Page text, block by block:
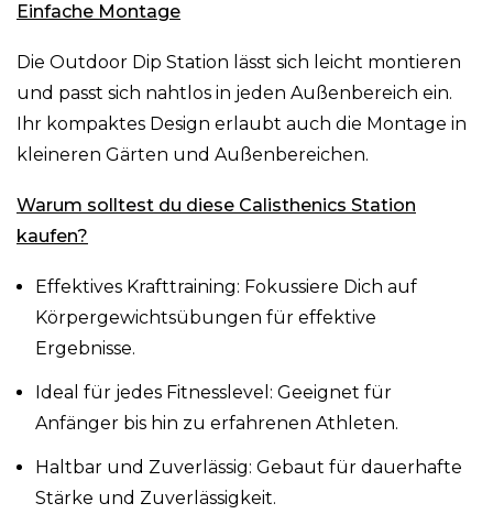
Einfache Montage
Die Outdoor Dip Station lässt sich leicht montieren
und passt sich nahtlos in jeden Außenbereich ein.
Ihr kompaktes Design erlaubt auch die Montage in
kleineren Gärten und Außenbereichen.
Warum solltest du diese Calisthenics Station
kaufen?
Effektives Krafttraining: Fokussiere Dich auf
Körpergewichtsübungen für effektive
Ergebnisse.
Ideal für jedes Fitnesslevel: Geeignet für
Anfänger bis hin zu erfahrenen Athleten.
Haltbar und Zuverlässig: Gebaut für dauerhafte
Stärke und Zuverlässigkeit.